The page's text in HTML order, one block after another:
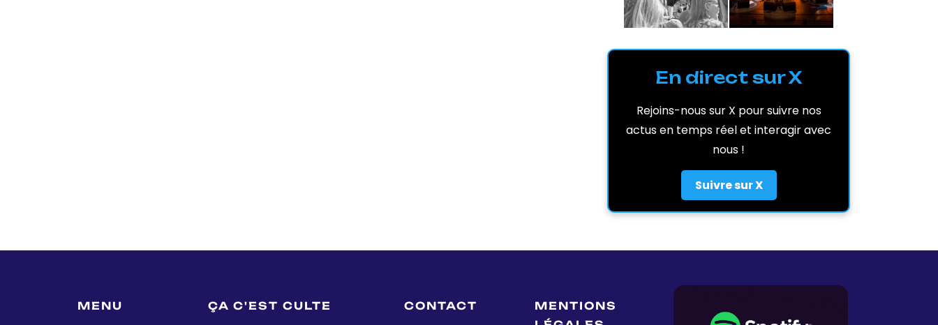
En direct sur X
Rejoins-nous sur X pour suivre nos
actus en temps réel et interagir avec
nous !
Suivre sur X
MENU ÇA C'EST CULTE CONTACT
MENTIONS